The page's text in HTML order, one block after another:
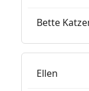
Bette
Ellen